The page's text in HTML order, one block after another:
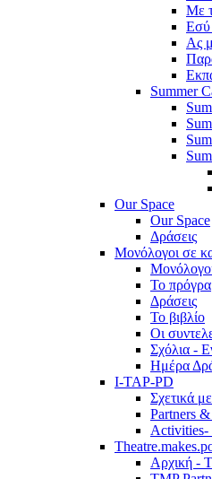
Με
Εσύ
Ας
Summer
Our Space
Our Space
Δράσεις
Μονόλογοι σε
Το
Δράσεις
Το βιβλίο
Οι
Σχόλια -
Ημέρα
I-TAP-PD
Σχετικά
Partners
Activities-
Αρχική -